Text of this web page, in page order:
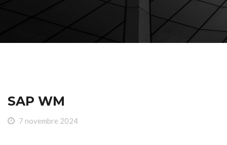
SAP WM
7 novembre 2024